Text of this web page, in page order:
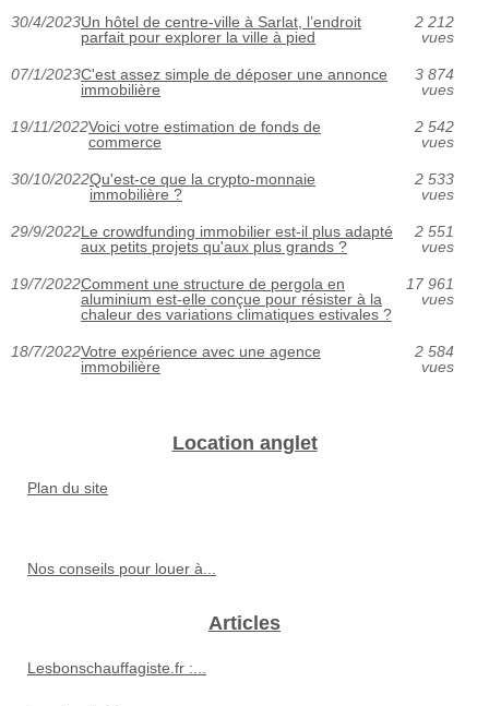
30/4/2023Un hôtel de centre-ville à Sarlat, l’endroit
parfait pour explorer la ville à pied
2 212
vues
07/1/2023C'est assez simple de déposer une annonce
immobilière
3 874
vues
19/11/2022Voici votre estimation de fonds de
commerce
2 542
vues
30/10/2022Qu'est-ce que la crypto-monnaie
immobilière ?
2 533
vues
29/9/2022Le crowdfunding immobilier est-il plus adapté
aux petits projets qu'aux plus grands ?
2 551
vues
19/7/2022Comment une structure de pergola en
aluminium est-elle conçue pour résister à la
chaleur des variations climatiques estivales ?
17 961
vues
18/7/2022Votre expérience avec une agence
immobilière
2 584
vues
Location anglet
Plan du site
Nos conseils pour louer à...
Articles
Lesbonschauffagiste.fr :...